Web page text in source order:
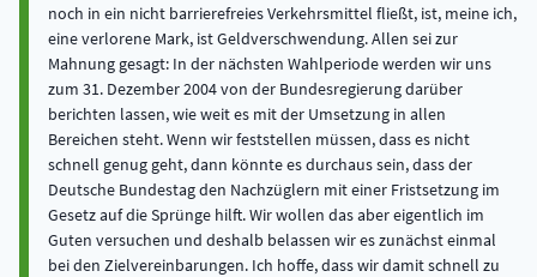
noch in ein nicht barrierefreies Verkehrsmittel fließt, ist, meine ich,
eine verlorene Mark, ist Geldverschwendung. Allen sei zur
Mahnung gesagt: In der nächsten Wahlperiode werden wir uns
zum 31. Dezember 2004 von der Bundesregierung darüber
berichten lassen, wie weit es mit der Umsetzung in allen
Bereichen steht. Wenn wir feststellen müssen, dass es nicht
schnell genug geht, dann könnte es durchaus sein, dass der
Deutsche Bundestag den Nachzüglern mit einer Fristsetzung im
Gesetz auf die Sprünge hilft. Wir wollen das aber eigentlich im
Guten versuchen und deshalb belassen wir es zunächst einmal
bei den Zielvereinbarungen. Ich hoffe, dass wir damit schnell zu